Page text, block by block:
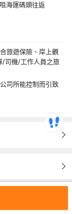
海運碼頭往返
旅遊保險、岸上觀
/司機/工作人員之旅
司所能控制而引致